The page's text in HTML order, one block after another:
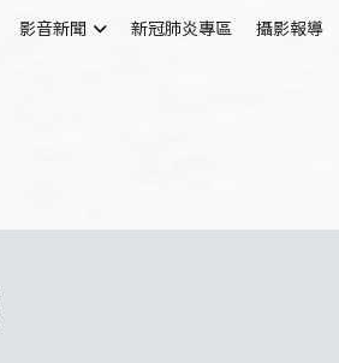
影音新聞 新冠肺炎專區 攝影報導